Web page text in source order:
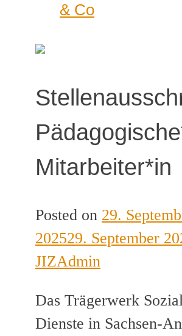
& Co
Mitarbeiter*in
Posted on 29.
202529. September
JIZAdmin
Das Trägerwerk
Dienste in Sachsen-